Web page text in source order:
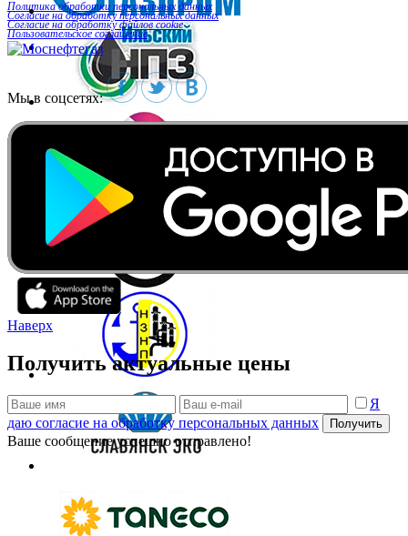
Политика обработки персональных данных
Согласие на обработку персональных данных
Согласие на обработку файлов cookie
Пользовательское соглашение
Мы в соцсетях:
Наверх
Получить актуальные цены
Я
даю согласие на обработку персональных данных
Получить
Ваше сообщение успешно отправлено!